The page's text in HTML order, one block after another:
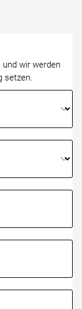
und wir werden
setzen.